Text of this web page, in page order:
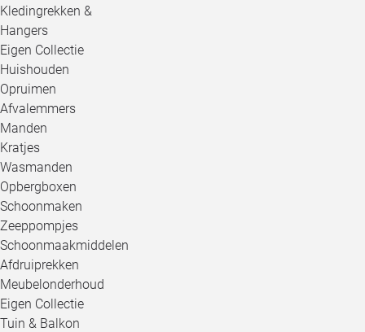
Kledingrekken &
Hangers
Eigen Collectie
Huishouden
Opruimen
Afvalemmers
Manden
Kratjes
Wasmanden
Opbergboxen
Schoonmaken
Zeeppompjes
Schoonmaakmiddelen
Afdruiprekken
Meubelonderhoud
Eigen Collectie
Tuin & Balkon